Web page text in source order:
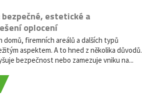
estetické a
oplocení
domů, firemních areálů a dalších typů
aspektem. A to hned z několika důvodů.
bezpečnost nebo zamezuje vniku na...